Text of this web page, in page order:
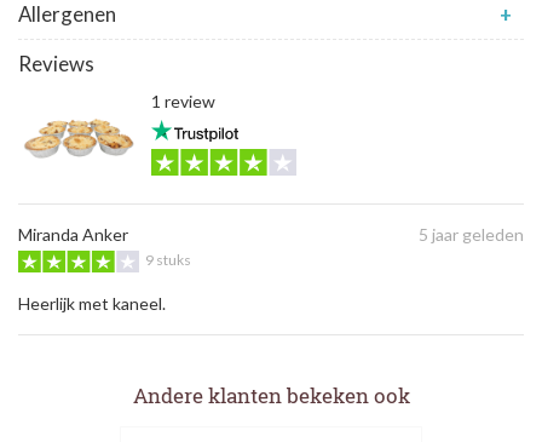
Allergenen
+
Reviews
1 review
Miranda Anker 5 jaar geleden
9 stuks
Heerlijk met kaneel.
Andere klanten bekeken ook